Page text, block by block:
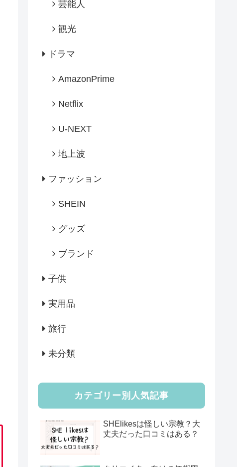
芸能人
観光
ドラマ
AmazonPrime
Netflix
U-NEXT
地上波
ファッション
SHEIN
グッズ
ブランド
子供
実用品
旅行
未分類
カテゴリー別人気記事
SHElikesは怪しい宗教？大
丈夫だった口コミはある？